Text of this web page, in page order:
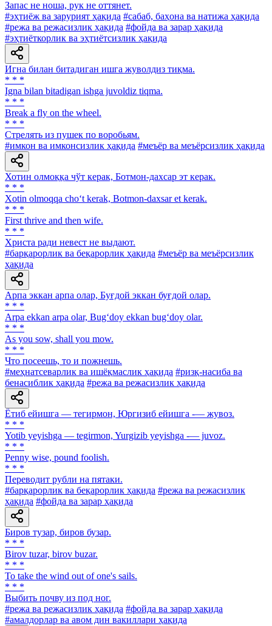
Запас не ноша, рук не оттянет.
#эҳтиёж ва зарурият ҳақида #сабаб, баҳона ва натижа ҳақида
#режа ва режасизлик ҳақида #фойда ва зарар ҳақида
#эҳтиёткорлик ва эҳтиётсизлик ҳақида
Игна билан битадиган ишга жуволдиз тиқма.
* * *
Igna bilan bitadigan ishga juvoldiz tiqma.
* * *
Break a fly on the wheel.
* * *
Стрелять из пушек по воробьям.
#имкон ва имконсизлик ҳақида #меъёр ва меъёрсизлик ҳақида
Хотин олмоққа чўт керак, Ботмон-дахсар эт керак.
* * *
Xotin olmoqqa cho‘t kerak, Botmon-daxsar et kerak.
* * *
First thrive and then wife.
* * *
Христа ради невест не выдают.
#барқарорлик ва беқарорлик ҳақида #меъёр ва меъёрсизлик
ҳақида
Арпа эккан арпа олар, Буғдой эккан буғдой олар.
* * *
Arpa ekkan arpa olar, Bug‘doy ekkan bug‘doy olar.
* * *
As you sow, shall you mow.
* * *
Что посеешь, то и пожнешь.
#меҳнатсеварлик ва ишёқмаслик ҳақида #ризқ-насиба ва
бенасиблик ҳақида #режа ва режасизлик ҳақида
Ётиб ейишга — тегирмон, Юргизиб ейишга -— жувоз.
* * *
Yotib yeyishga — tegirmon, Yurgizib yeyishga -— juvoz.
* * *
Penny wise, pound foolish.
* * *
Переводит рубли на пятаки.
#барқарорлик ва беқарорлик ҳақида #режа ва режасизлик
ҳақида #фойда ва зарар ҳақида
Биров тузар, биров бузар.
* * *
Birov tuzar, birov buzar.
* * *
To take the wind out of one's sails.
* * *
Выбить почву из под ног.
#режа ва режасизлик ҳақида #фойда ва зарар ҳақида
#амалдорлар ва авом дин вакиллари ҳақида